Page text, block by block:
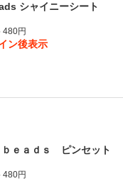
シャイニーシート
480円
ン後表示
ｅａｄｓ ピンセット
480円